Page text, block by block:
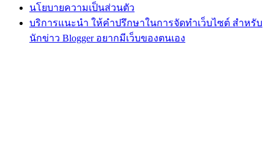
นโยบายความเป็นส่วนตัว
บริการแนะนำ ให้คำปรึกษาในการจัดทำเว็บไซต์ สำหรับ
นักข่าว Blogger อยากมีเว็บของตนเอง